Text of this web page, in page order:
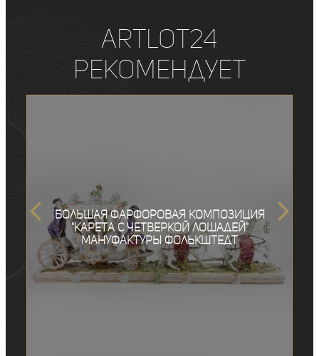
ArtLot24
рекомендует
Большая фарфоровая композиция
"Карета с четверкой лошадей"
мануфактуры Фолькштедт